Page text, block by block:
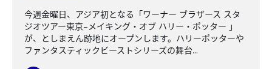
今週金曜日、アジア初となる「ワーナー ブラザース スタ
ジオツアー東京–メイキング・オブ ハリー・ポッター 」
が、としまえん跡地にオープンします。ハリーポッターや
ファンタスティックビーストシリーズの舞台...